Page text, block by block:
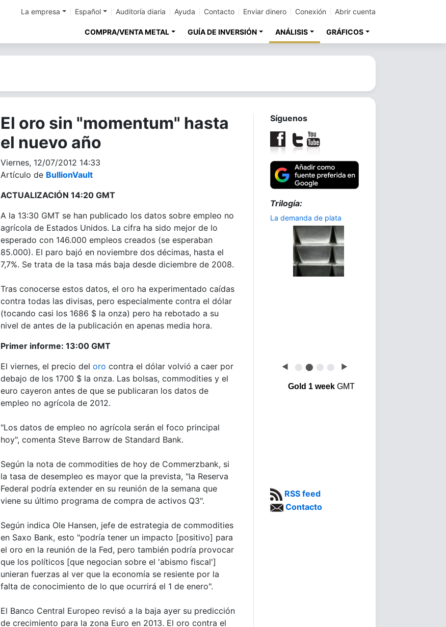
La empresa Español Auditoría diaria Ayuda Contacto Enviar dinero Conexión Abrir cuenta
COMPRA/VENTA METAL GUÍA DE INVERSIÓN ANÁLISIS GRÁFICOS
El oro sin "momentum" hasta
el nuevo año
Viernes, 12/07/2012 14:33
Artículo de BullionVault
ACTUALIZACIÓN 14:20 GMT
A la 13:30 GMT se han publicado los datos sobre empleo no
agrícola de Estados Unidos. La cifra ha sido mejor de lo
esperado con 146.000 empleos creados (se esperaban
85.000). El paro bajó en noviembre dos décimas, hasta el
7,7%. Se trata de la tasa más baja desde diciembre de 2008.
Tras conocerse estos datos, el oro ha experimentado caídas
contra todas las divisas, pero especialmente contra el dólar
(tocando casi los 1686 $ la onza) pero ha rebotado a su
nivel de antes de la publicación en apenas media hora.
Primer informe: 13:00 GMT
El viernes, el precio del oro contra el dólar volvió a caer por
debajo de los 1700 $ la onza. Las bolsas, commodities y el
euro cayeron antes de que se publicaran los datos de
empleo no agrícola de 2012.
"Los datos de empleo no agrícola serán el foco principal
hoy", comenta Steve Barrow de Standard Bank.
Según la nota de commodities de hoy de Commerzbank, si
la tasa de desempleo es mayor que la prevista, "la Reserva
Federal podría extender en su reunión de la semana que
viene su último programa de compra de activos Q3".
Según indica Ole Hansen, jefe de estrategia de commodities
en Saxo Bank, esto "podría tener un impacto [positivo] para
el oro en la reunión de la Fed, pero también podría provocar
que los políticos [que negocian sobre el 'abismo fiscal']
unieran fuerzas al ver que la economía se resiente por la
falta de conocimiento de lo que ocurrirá el 1 de enero".
El Banco Central Europeo revisó a la baja ayer su predicción
de crecimiento para la zona Euro en 2013. El oro contra el
Síguenos
Trilogía:
La demanda de plata
◀ ⬤ ⬤ ⬤ ⬤ ▶
Gold 1 weekGMT
RSS feed
Contacto